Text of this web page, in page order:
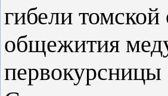
гибели
общежития